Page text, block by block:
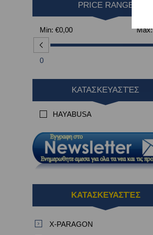
PRICE RANGE
Min: €0,00 Max:
0
ΚΑΤΑΣΚΕΥΑΣΤΈΣ
HAYABUSA
ΚΑΤΑΣΚΕΥΑΣΤΈΣ
X-PARAGON